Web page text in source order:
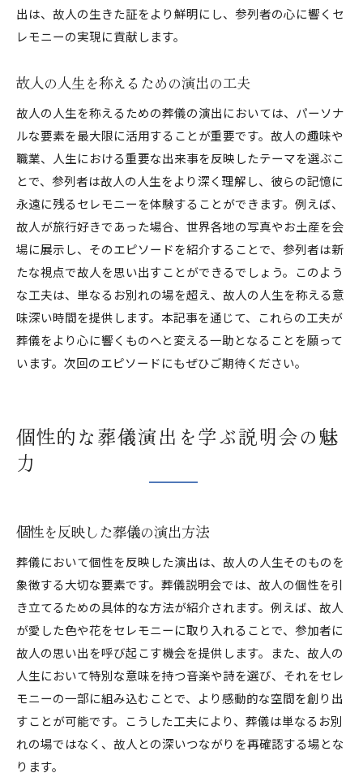
出は、故人の生きた証をより鮮明にし、参列者の心に響くセ
レモニーの実現に貢献します。
故人の人生を称えるための演出の工夫
故人の人生を称えるための葬儀の演出においては、パーソナ
ルな要素を最大限に活用することが重要です。故人の趣味や
職業、人生における重要な出来事を反映したテーマを選ぶこ
とで、参列者は故人の人生をより深く理解し、彼らの記憶に
永遠に残るセレモニーを体験することができます。例えば、
故人が旅行好きであった場合、世界各地の写真やお土産を会
場に展示し、そのエピソードを紹介することで、参列者は新
たな視点で故人を思い出すことができるでしょう。このよう
な工夫は、単なるお別れの場を超え、故人の人生を称える意
味深い時間を提供します。本記事を通じて、これらの工夫が
葬儀をより心に響くものへと変える一助となることを願って
います。次回のエピソードにもぜひご期待ください。
個性的な葬儀演出を学ぶ説明会の魅
力
個性を反映した葬儀の演出方法
葬儀において個性を反映した演出は、故人の人生そのものを
象徴する大切な要素です。葬儀説明会では、故人の個性を引
き立てるための具体的な方法が紹介されます。例えば、故人
が愛した色や花をセレモニーに取り入れることで、参加者に
故人の思い出を呼び起こす機会を提供します。また、故人の
人生において特別な意味を持つ音楽や詩を選び、それをセレ
モニーの一部に組み込むことで、より感動的な空間を創り出
すことが可能です。こうした工夫により、葬儀は単なるお別
れの場ではなく、故人との深いつながりを再確認する場とな
ります。